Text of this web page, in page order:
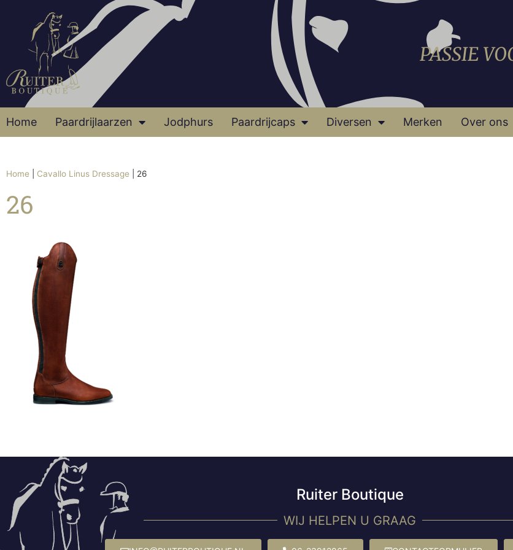
PASSIE
Home Paardrijlaarzen Jodphurs Paardrijcaps Diversen Merken Over ons
Home Cavallo Linus Dressage 26
26
Ruiter Boutique
WIJ HELPEN U GRAAG